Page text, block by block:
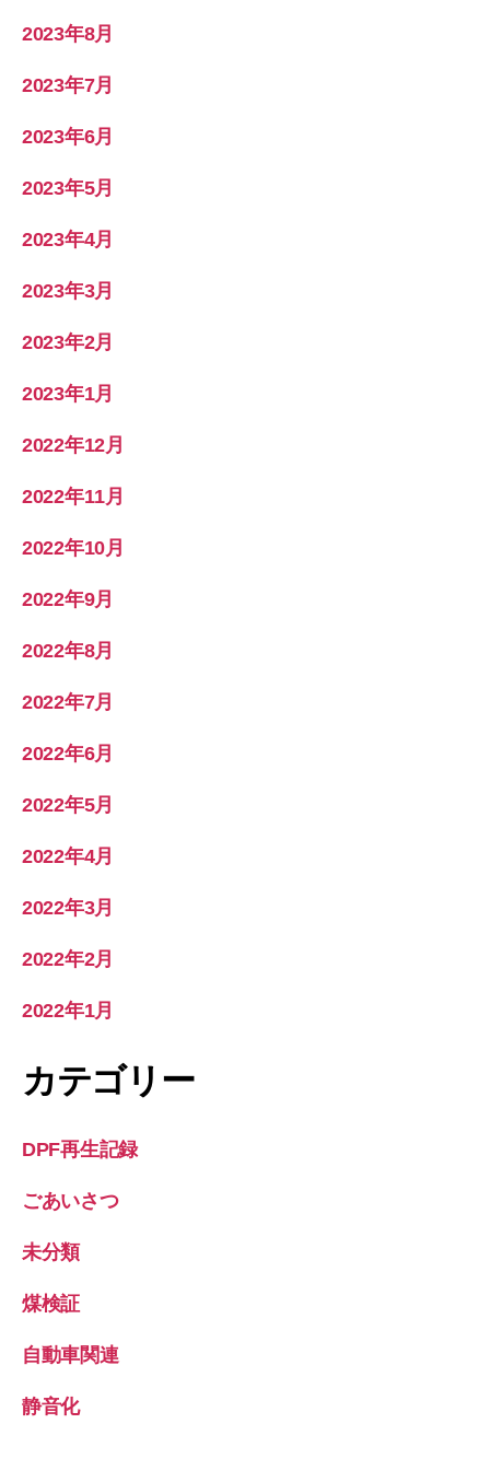
2023年8月
2023年7月
2023年6月
2023年5月
2023年4月
2023年3月
2023年2月
2023年1月
2022年12月
2022年11月
2022年10月
2022年9月
2022年8月
2022年7月
2022年6月
2022年5月
2022年4月
2022年3月
2022年2月
2022年1月
カテゴリー
DPF再生記録
ごあいさつ
未分類
煤検証
自動車関連
静音化